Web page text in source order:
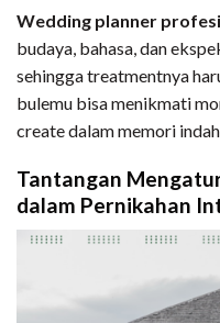
Wedding planner
budaya, bahasa, dan
sehingga treatmentnya
bulemu bisa menikmati
create dalam memori
Tantangan
dalam Pernikahan